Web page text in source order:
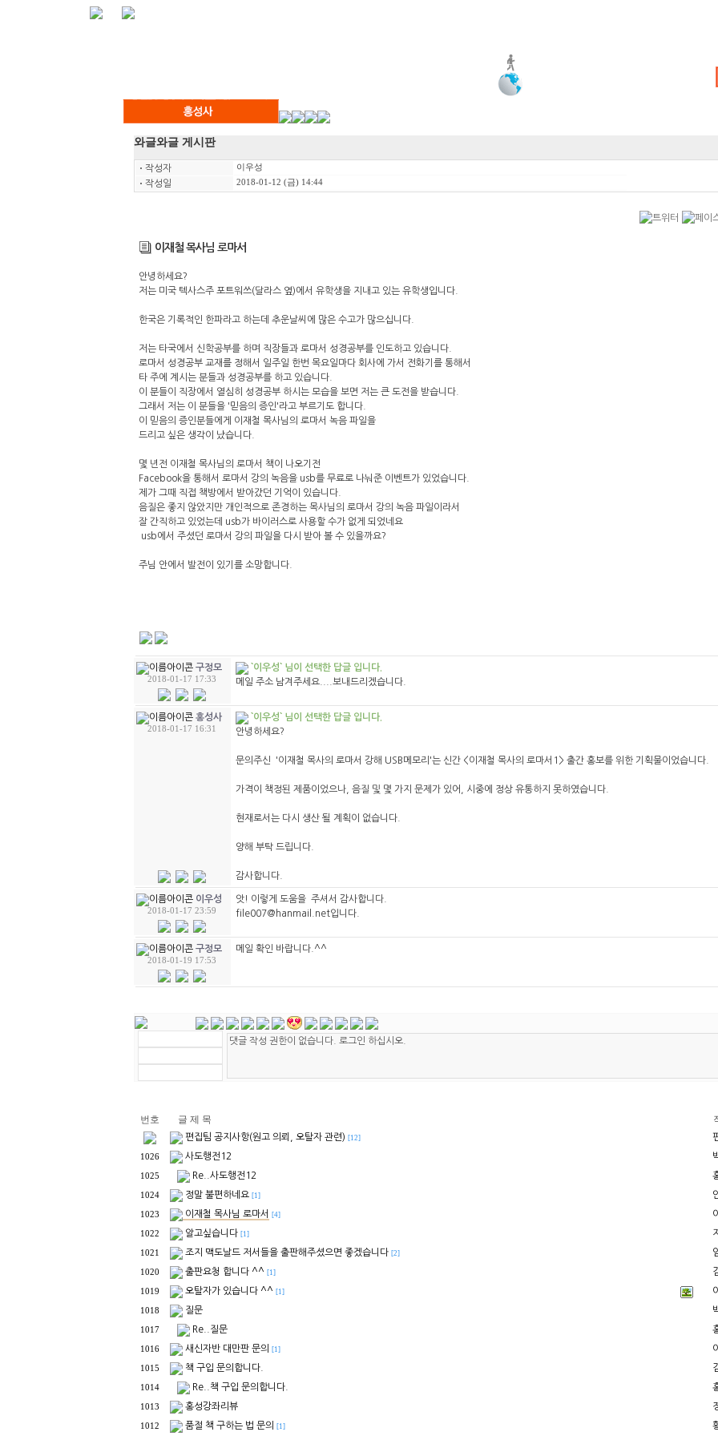
와글와글 게시판
ㆍ 작성자 이우성
ㆍ 작성일 2018-01-12 (금) 14:44
이재철 목사님 로마서
안녕하세요?
저는 미국 텍사스주 포트워쓰(달라스 옆)에서 유학생을 지내고 있는 유학생입니다.
한국은 기록적인 한파라고 하는데 추운날씨에 많은 수고가 많으십니다.
저는 타국에서 신학공부를 하며 직장들과 로마서 성경공부를 인도하고 있습니다.
로마서 성경공부 교재를 정해서 일주일 한번 목요일마다 회사에 가서 전화기를 통해서
타 주에 계시는 분들과 성경공부를 하고 있습니다.
이 분들이 직장에서 열심히 성경공부 하시는 모습을 보면 저는 큰 도전을 받습니다.
그래서 저는 이 분들을 '믿음의 증인'라고 부르기도 합니다.
이 믿음의 증인분들에게
이재철 목사님의 로마서 녹음 파일을
드리고 싶은 생각이 났습니다.
몇 년전 이재철 목사님의 로마서 책이 나오기전
Facebook을 통해서 로마서 강의 녹음을 usb를 무료로 나눠준 이벤트가 있었습니다.
제가 그때 직접 책방에서 받아갔던 기억이 있습니다.
음질은 좋지 않았지만 개인적으로 존경하는 목사님의 로마서 강의 녹음 파일이라서
잘 간직하고 있었는데 usb가 바이러스로 사용할 수가 없게 되었네요
usb에서 주셨던 로마서 강의 파일을 다시 받아 볼 수 있을까요?
주님 안에서 발전이 있기를 소망합니다.
구정모
2018-01-17 17:33
`이우성` 님이 선택한 답글 입니다.
메일 주소 남겨주세요....보내드리겠습니다.
홍성사
2018-01-17 16:31
`이우성` 님이 선택한 답글 입니다.
안녕하세요?
문의주신 '이재철 목사의 로마서 강해 USB메모리'는 신간 <이재철 목사의 로마서1> 출간 홍보를 위한 기획물이었습니다.
가격이 책정된 제품이었으나, 음질 및 몇 가지 문제가 있어, 시중에 정상 유통하지 못하였습니다.
현재로서는 다시 생산 될 계획이 없습니다.
양해 부탁 드립니다.
감사합니다.
이우성
2018-01-17 23:59
앗! 이렇게 도움을 주셔서 감사합니다.
file007@hanmail.net입니다.
구정모
2018-01-19 17:53
메일 확인 바랍니다.^^
번호 글 제 목
편집팀 공지사항(원고 의뢰, 오탈자 관련) [12]
1026 사도행전12
1025 Re..사도행전12
1024 정말 불편하네요 [1]
1023 이재철 목사님 로마서 [4]
1022 알고싶습니다 [1]
1021 조지 맥도날드 저서들을 출판해주셨으면 좋겠습니다 [2]
1020 출판요청 합니다 ^^ [1]
1019 오탈자가 있습니다 ^^ [1]
1018 질문
1017 Re..질문
1016 새신자반 대만판 문의 [1]
1015 책 구입 문의합니다.
1014 Re..책 구입 문의합니다.
1013 홍성강좌리뷰
1012 품절 책 구하는 법 문의 [1]